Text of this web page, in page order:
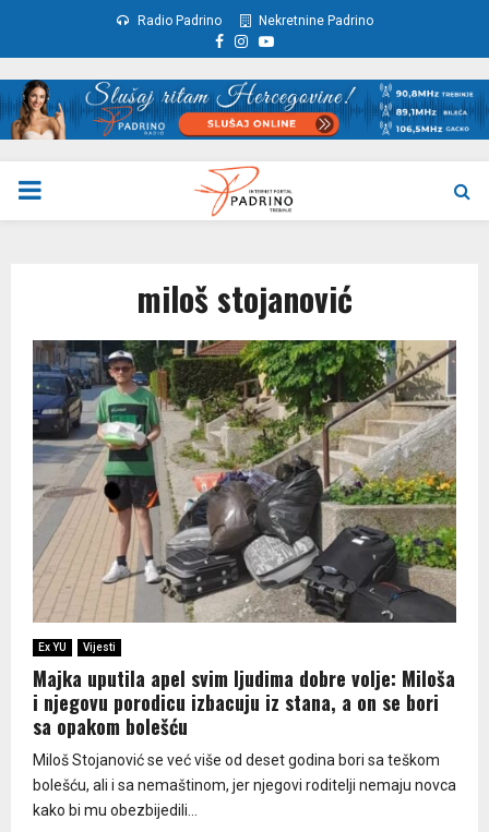
Radio Padrino Nekretnine Padrino
Facebook
Instagram
Youtube
PRIMARY
miloš stojanović
Ex YU Vijesti
Majka uputila apel svim ljudima dobre volje: Miloša
i njegovu porodicu izbacuju iz stana, a on se bori
sa opakom bolešću
Miloš Stojanović se već više od deset godina bori sa teškom
bolešću, ali i sa nemaštinom, jer njegovi roditelji nemaju novca
kako bi mu obezbijedili...